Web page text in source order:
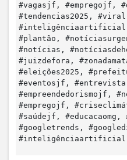
#vagasjf, #empregojf,
#tendencias2025,
#inteligênciaartificial,
#plantão,
#notícias,
#juizdefora,
#eleições2025,
#eventosjf,
#empreendedorismojf,
#empregojf,
#saúdejf, #educacaomg,
#googletrends,
#inteligênciaartificial,